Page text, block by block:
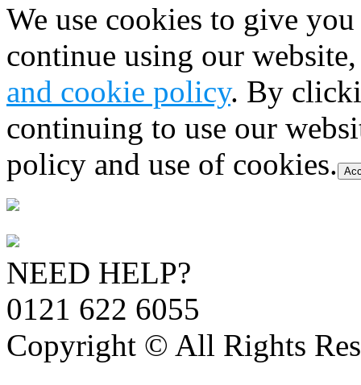
We use cookies to give
continue using our
and cookie policy. By
continuing to use our
policy and use of cookies.
NEED HELP?
0121 622 6055
Copyright © All Rights